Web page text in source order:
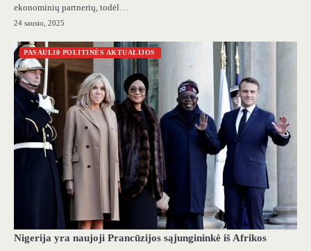
ekonominių partnerių, todėl…
24 sausio, 2025
PASAULI0 POLITINĖS AKTUALIJOS
Nigerija yra naujoji Prancūzijos sąjungininkė iš Afrikos